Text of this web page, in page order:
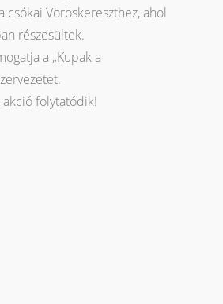
csókai Vöröskereszthez, ahol
részesültek.
a „Kupak a
folytatódik!